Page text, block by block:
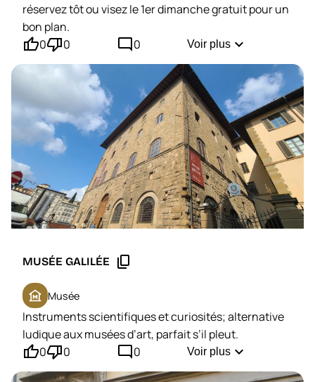
réservez tôt ou visez le 1er dimanche gratuit pour un
bon plan.
thumb_up'0thumb_down'0 mode_comment0 Voir plus expand_more
MUSÉE GALILÉE content_copy
museum Musée
Instruments scientifiques et curiosités; alternative
ludique aux musées d’art, parfait s’il pleut.
thumb_up'0thumb_down'0 mode_comment0 Voir plus expand_more